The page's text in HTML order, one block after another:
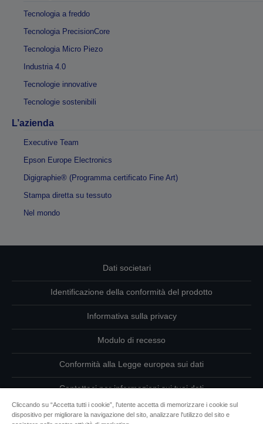
Tecnologia a freddo
Tecnologia PrecisionCore
Tecnologia Micro Piezo
Industria 4.0
Tecnologie innovative
Tecnologie sostenibili
L’azienda
Executive Team
Epson Europe Electronics
Digigraphie® (Programma certificato Fine Art)
Stampa diretta su tessuto
Nel mondo
Dati societari
Identificazione della conformità del prodotto
Informativa sulla privacy
Modulo di recesso
Conformità alla Legge europea sui dati
Contattaci per informazioni sui tuoi dati
Informazioni sui cookie
Cliccando su “Accetta tutti i cookie”, l'utente accetta di memorizzare i cookie sul
dispositivo per migliorare la navigazione del sito, analizzare l'utilizzo del sito e